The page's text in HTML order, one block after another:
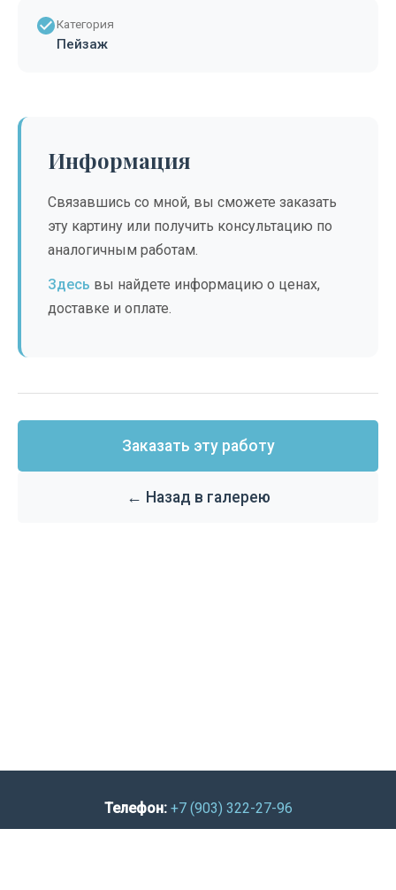
Категория
Пейзаж
Информация
Связавшись со мной, вы сможете заказать
эту картину или получить консультацию по
аналогичным работам.
Здесь вы найдете информацию о ценах,
доставке и оплате.
Заказать эту работу
← Назад в галерею
Телефон: +7 (903) 322-27-96